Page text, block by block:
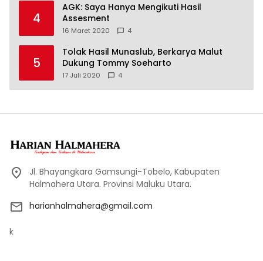
4
AGK: Saya Hanya Mengikuti Hasil
Assesment
16 Maret 2020 4
5
Tolak Hasil Munaslub, Berkarya Malut
Dukung Tommy Soeharto
17 Juli 2020 4
Jl. Bhayangkara Gamsungi-Tobelo, Kabupaten
Halmahera Utara. Provinsi Maluku Utara.
harianhalmahera@gmail.com
k